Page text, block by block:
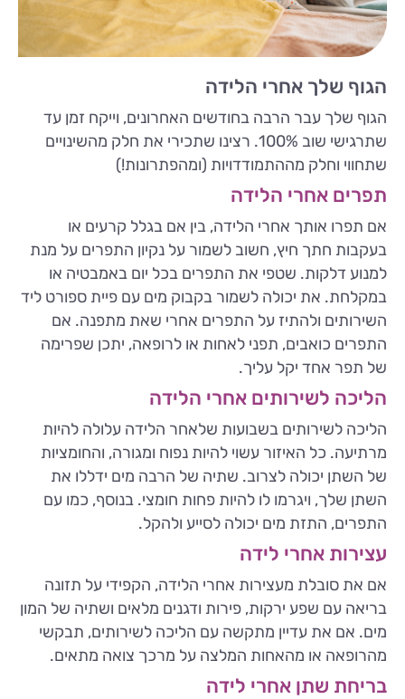
הגוף שלך אחרי הלידה
הגוף שלך עבר הרבה בחודשים האחרונים, וייקח זמן עד
שתרגישי שוב 100%. רצינו שתכירי את חלק מהשינויים
שתחווי וחלק מההתמודדויות (ומהפתרונות!)
תפרים אחרי הלידה
אם תפרו אותך אחרי הלידה, בין אם בגלל קרעים או
בעקבות חתך חיץ, חשוב לשמור על נקיון התפרים על מנת
למנוע דלקות. שטפי את התפרים בכל יום באמבטיה או
במקלחת. את יכולה לשמור בקבוק מים עם פיית ספורט ליד
השירותים ולהתיז על התפרים אחרי שאת מתפנה. אם
התפרים כואבים, תפני לאחות או לרופאה, יתכן שפרימה
של תפר אחד יקל עליך.
הליכה לשירותים אחרי הלידה
הליכה לשירותים בשבועות שלאחר הלידה עלולה להיות
מרתיעה. כל האיזור עשוי להיות נפוח ומגורה, והחומציות
של השתן יכולה לצרוב. שתיה של הרבה מים ידללו את
השתן שלך, ויגרמו לו להיות פחות חומצי. בנוסף, כמו עם
התפרים, התזת מים יכולה לסייע ולהקל.
עצירות אחרי לידה
אם את סובלת מעצירות אחרי הלידה, הקפידי על תזונה
בריאה עם שפע ירקות, פירות ודגנים מלאים ושתיה של המון
מים. אם את עדיין מתקשה עם הליכה לשירותים, תבקשי
מהרופאה או מהאחות המלצה על מרכך צואה מתאים.
בריחת שתן אחרי לידה